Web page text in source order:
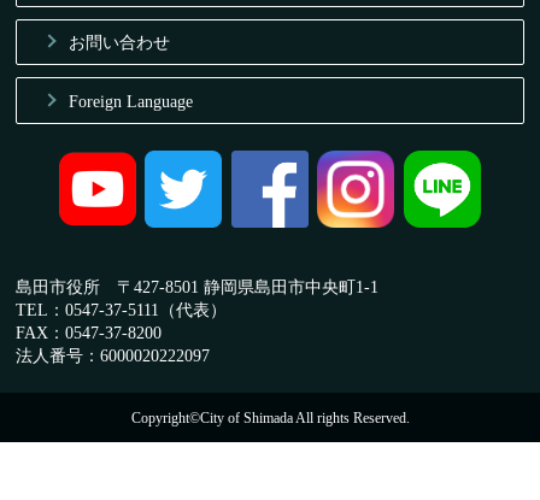
お問い合わせ
Foreign Language
島田市役所 〒427-8501 静岡県島田市中央町1-1
TEL：0547-37-5111（代表）
FAX：0547-37-8200
法人番号：6000020222097
Copyright©City of Shimada All rights Reserved.